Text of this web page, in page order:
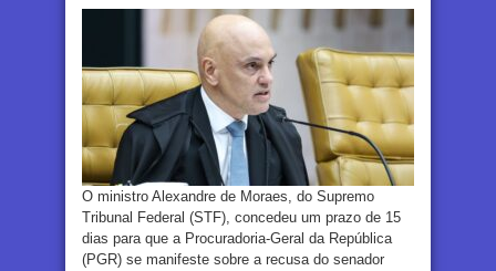
O ministro Alexandre de Moraes, do Supremo
Tribunal Federal (STF), concedeu um prazo de 15
dias para que a Procuradoria-Geral da República
(PGR) se manifeste sobre a recusa do senador